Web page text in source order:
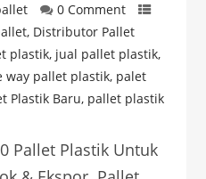
0 Comment
, Distributor Pallet
plastik, jual pallet plastik,
way pallet plastik, palet
Plastik Baru, pallet plastik
Pallet Plastik Untuk